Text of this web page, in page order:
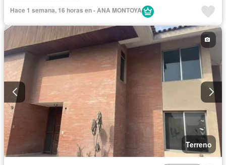
Hace 1 semana, 16 horas en - ANA MONTOYA
Terreno